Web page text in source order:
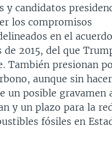
y candidatos
los compromisos
en el
de 2015, del que
También presionan
aunque sin hacer
un posible gravamen
y un plazo para la
fósiles en